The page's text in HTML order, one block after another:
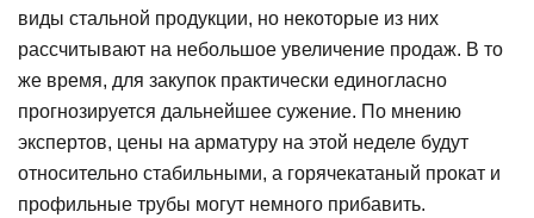
виды стальной продукции, но некоторые из них
рассчитывают на небольшое увеличение продаж. В то
же время, для закупок практически единогласно
прогнозируется дальнейшее сужение. По мнению
экспертов, цены на арматуру на этой неделе будут
относительно стабильными, а горячекатаный прокат и
профильные трубы могут немного прибавить.